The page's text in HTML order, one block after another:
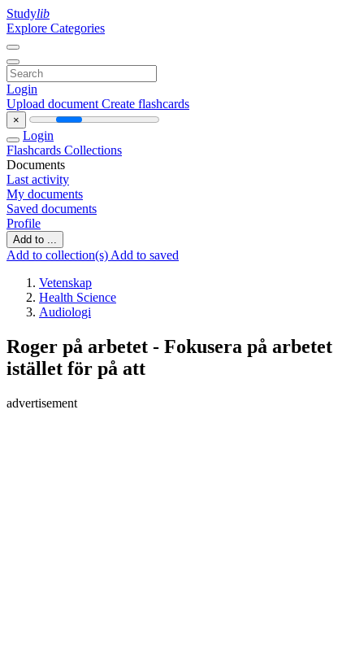
Studylib
Explore Categories
Login
Upload document Create flashcards
×
Login
Flashcards Collections
Documents
Last activity
My documents
Saved documents
Profile
Add to ...
Add to collection(s) Add to saved
Vetenskap
Health Science
Audiologi
Roger på arbetet - Fokusera på arbetet
istället för på att
advertisement